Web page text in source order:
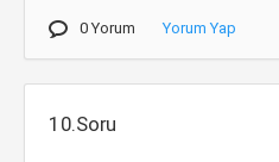
0 Yorum Yorum Yap
10.Soru